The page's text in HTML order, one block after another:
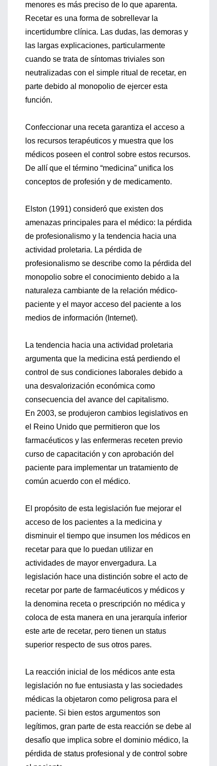
menores es más preciso de lo que aparenta.
Recetar es una forma de sobrellevar la
incertidumbre clínica. Las dudas, las demoras y
las largas explicaciones, particularmente
cuando se trata de síntomas triviales son
neutralizadas con el simple ritual de recetar, en
parte debido al monopolio de ejercer esta
función.
Confeccionar una receta garantiza el acceso a
los recursos terapéuticos y muestra que los
médicos poseen el control sobre estos recursos.
De allí que el término “medicina” unifica los
conceptos de profesión y de medicamento.
Elston (1991) consideró que existen dos
amenazas principales para el médico: la pérdida
de profesionalismo y la tendencia hacia una
actividad proletaria. La pérdida de
profesionalismo se describe como la pérdida del
monopolio sobre el conocimiento debido a la
naturaleza cambiante de la relación médico-
paciente y el mayor acceso del paciente a los
medios de información (Internet).
La tendencia hacia una actividad proletaria
argumenta que la medicina está perdiendo el
control de sus condiciones laborales debido a
una desvalorización económica como
consecuencia del avance del capitalismo.
En 2003, se produjeron cambios legislativos en
el Reino Unido que permitieron que los
farmacéuticos y las enfermeras receten previo
curso de capacitación y con aprobación del
paciente para implementar un tratamiento de
común acuerdo con el médico.
El propósito de esta legislación fue mejorar el
acceso de los pacientes a la medicina y
disminuir el tiempo que insumen los médicos en
recetar para que lo puedan utilizar en
actividades de mayor envergadura. La
legislación hace una distinción sobre el acto de
recetar por parte de farmacéuticos y médicos y
la denomina receta o prescripción no médica y
coloca de esta manera en una jerarquía inferior
este arte de recetar, pero tienen un status
superior respecto de sus otros pares.
La reacción inicial de los médicos ante esta
legislación no fue entusiasta y las sociedades
médicas la objetaron como peligrosa para el
paciente. Si bien estos argumentos son
legítimos, gran parte de esta reacción se debe al
desafío que implica sobre el dominio médico, la
pérdida de status profesional y de control sobre